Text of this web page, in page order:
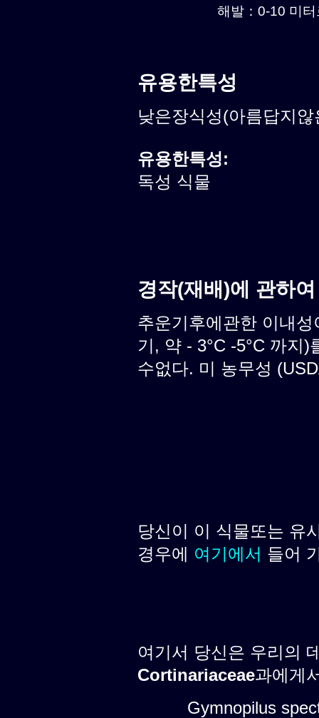
해발：0-10 미
유용한특성
낮은장식성(아름답지
유용한특성:
독성 식물
경작(재배)에 관하
추운기후에관한 이내
기, 약 - 3°C -5°C 까지
수없다. 미 농무성
당신이 이 식물또는 유
경우에 여기에서 들어
여기서 당신은 우리의
Cortinariaceae과에게
Gymnopilus